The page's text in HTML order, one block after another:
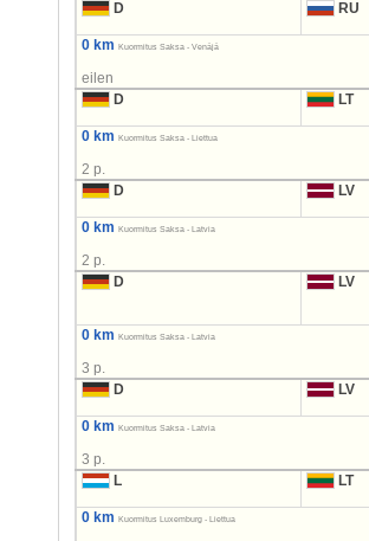
D
RU
0 km Kuormitus Saksa - Venäjä
eilen
D
LT
0 km Kuormitus Saksa - Liettua
2 p.
D
LV
0 km Kuormitus Saksa - Latvia
2 p.
D
LV
0 km Kuormitus Saksa - Latvia
3 p.
D
LV
0 km Kuormitus Saksa - Latvia
3 p.
L
LT
0 km Kuormitus Luxemburg - Liettua